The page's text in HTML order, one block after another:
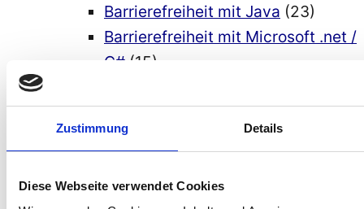
Zustimmung Details
Diese Webseite verwendet Cookies
Barrierefreiheit mit Java (23)
Barrierefreiheit mit Microsoft .net /
C# (15)
Richtlinien barrierefreie Software-
Entwicklung
Entwicklungsumgebungen